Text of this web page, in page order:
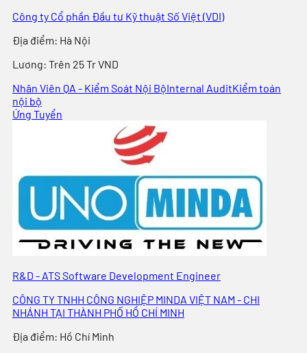
Công ty Cổ phần Đầu tư Kỹ thuật Số Việt (VDI)
Địa điểm: Hà Nội
Lương: Trên 25 Tr VND
Nhân Viên QA - Kiểm Soát Nội BộInternal AuditKiểm toán
nội bộ
Ứng Tuyển
R&D - ATS Software Development Engineer
CÔNG TY TNHH CÔNG NGHIỆP MINDA VIỆT NAM - CHI
NHÁNH TẠI THÀNH PHỐ HỒ CHÍ MINH
Địa điểm: Hồ Chí Minh